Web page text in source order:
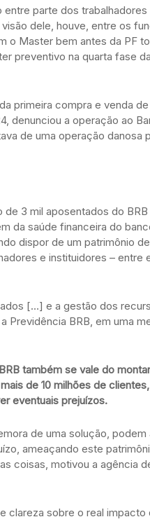
parte dos
dele, houve, entre os
o Master bem antes da PF
preventivo na quarta fase
primeira compra e venda
denunciou a operação ao
de uma operação danosa
3 mil aposentados do
da saúde financeira do
dispor de um patrimônio
e instituidores – entre
[…] e a gestão dos
Previdência BRB, em uma
também se vale do
de 10 milhões de
eventuais prejuízos.
de uma solução,
ameaçando este
coisas, motivou a agência
clareza sobre o real